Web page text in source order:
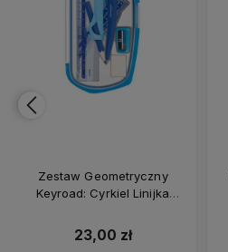
Zestaw Geometryczny
Keyroad: Cyrkiel Linijka
23,00 zł